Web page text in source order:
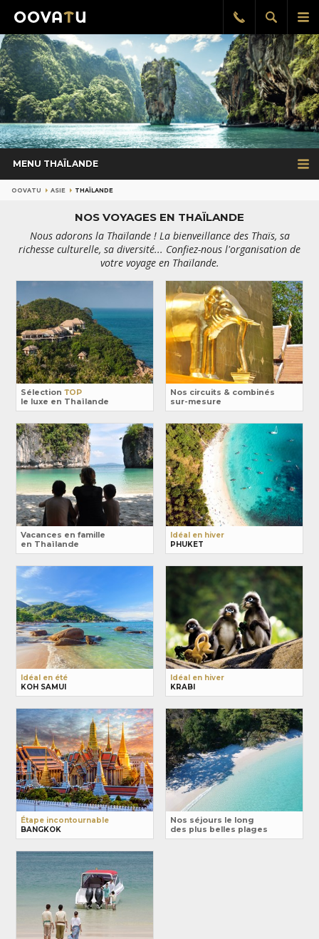
le
Afficher
la
Rappel
gratuit
MENU THAÏLANDE
OOVATU ASIE THAÏLANDE
NOS VOYAGES EN THAÏLANDE
Nous adorons la Thaïlande ! La bienveillance des Thaïs, sa
richesse culturelle, sa diversité... Confiez-nous l'organisation de
votre voyage en Thaïlande.
Sélection TOP
le luxe en Thaïlande
Nos circuits & combinés
sur-mesure
Vacances en famille
en Thaïlande
Idéal en hiver
PHUKET
Idéal en été
KOH SAMUI
Idéal en hiver
KRABI
Étape incontournable
BANGKOK
Nos séjours le long
des plus belles plages